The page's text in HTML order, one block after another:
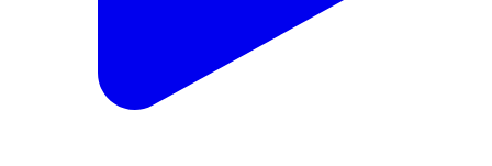
कबूतर के कितने प्यारे बच्चे हैं